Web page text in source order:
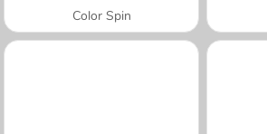
Color Spin